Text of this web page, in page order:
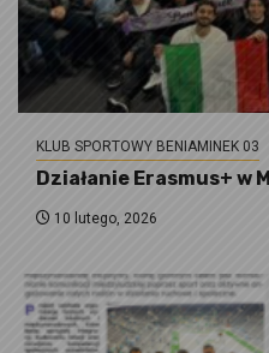
KLUB SPORTOWY BENIAMINEK 03
Działanie Erasmus+ w
10 lutego, 2026